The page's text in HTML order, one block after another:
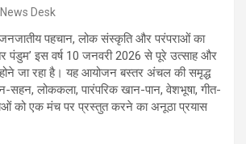
News Desk
पहचान, लोक संस्कृति और परंपराओं का
पंडुम’ इस वर्ष 10 जनवरी 2026 से पूरे उत्साह और
जा रहा है। यह आयोजन बस्तर अंचल की समृद्ध
सहन, लोककला, पारंपरिक खान-पान, वेशभूषा, गीत-
को एक मंच पर प्रस्तुत करने का अनूठा प्रयास